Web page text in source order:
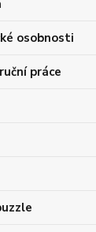
osobnosti
práce